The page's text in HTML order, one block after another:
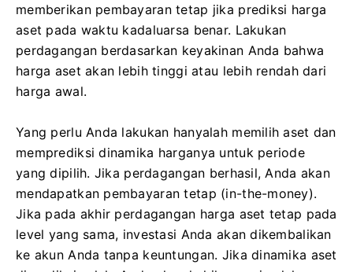
memberikan pembayaran tetap jika prediksi harga
aset pada waktu kadaluarsa benar. Lakukan
perdagangan berdasarkan keyakinan Anda bahwa
harga aset akan lebih tinggi atau lebih rendah dari
harga awal.
Yang perlu Anda lakukan hanyalah memilih aset dan
memprediksi dinamika harganya untuk periode
yang dipilih. Jika perdagangan berhasil, Anda akan
mendapatkan pembayaran tetap (in-the-money).
Jika pada akhir perdagangan harga aset tetap pada
level yang sama, investasi Anda akan dikembalikan
ke akun Anda tanpa keuntungan. Jika dinamika aset